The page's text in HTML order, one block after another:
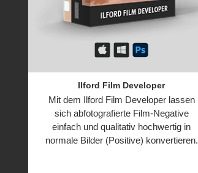
Ilford Film Developer
Mit dem Ilford Film Developer lassen
sich abfotografierte Film-Negative
einfach und qualitativ hochwertig in
normale Bilder (Positive) konvertieren.